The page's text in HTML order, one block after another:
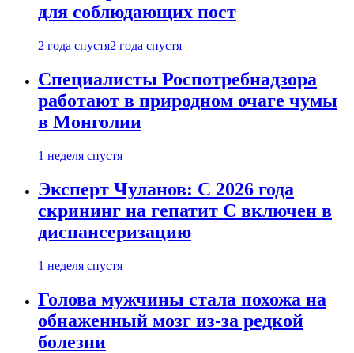
для соблюдающих пост
2 года спустя2 года спустя
Специалисты Роспотребнадзора
работают в природном очаге чумы
в Монголии
1 неделя спустя
Эксперт Чуланов: С 2026 года
скрининг на гепатит С включен в
диспансеризацию
1 неделя спустя
Голова мужчины стала похожа на
обнаженный мозг из-за редкой
болезни